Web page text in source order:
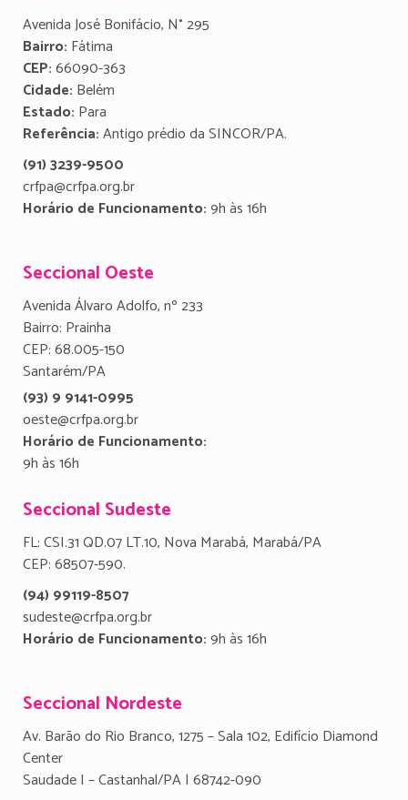
Avenida José Bonifácio, N° 295
Bairro: Fátima
CEP:66090-363
Cidade: Belém
Estado: Para
Referência:Antigo prédio da SINCOR/PA.
(91) 3239-9500
crfpa@crfpa.org.br
Horário de Funcionamento:9h às 16h
Seccional Oeste
Avenida Álvaro Adolfo, nº 233
Bairro: Prainha
CEP: 68.005-150
Santarém/PA
(93) 9 9141-0995
oeste@crfpa.org.br
Horário de Funcionamento:
9h às 16h
Seccional Sudeste
FL: CSI.31 QD.07 LT.10, Nova Marabá, Marabá/PA
CEP: 68507-590.
(94) 99119-8507
sudeste@crfpa.org.br
Horário de Funcionamento:9h às 16h
Seccional Nordeste
Av. Barão do Rio Branco, 1275 – Sala 102, Edifício Diamond
Center
Saudade I – Castanhal/PA | 68742-090